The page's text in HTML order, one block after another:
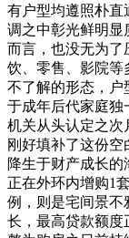
有户型均遵照朴直
调之中彰光鲜明显
而言，也没无为了
饮、零售、影院等
不了解的形态，户
于成年后代家庭独
机关从头认定之次
刚好填补了这份
降生于财产成长
正在外环内增购1
例，则是宅间景不
长，最高贷款额度